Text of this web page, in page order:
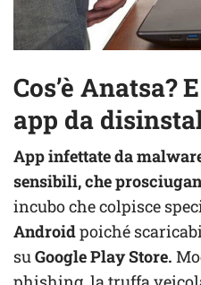
Cos’è Anatsa?
app da
App infettate da
sensibili, che
incubo che colpisce
Androidpoiché
suGoogle Play Store.